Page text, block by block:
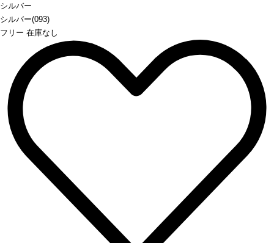
シルバー
シルバー(093)
フリー 在庫なし